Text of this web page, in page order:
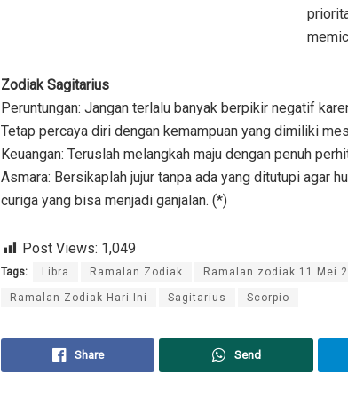
Zodiak Sagitarius
Peruntungan: Jangan terlalu banyak berpikir negatif
Tetap percaya diri dengan kemampuan yang dimiliki
Keuangan: Teruslah melangkah maju dengan penuh
Asmara: Bersikaplah jujur tanpa ada yang ditutupi agar
curiga yang bisa menjadi ganjalan. (*)
Post Views: 1,049
Tags: Libra Ramalan Zodiak Ramalan zodiak 11 Mei
Ramalan Zodiak Hari Ini Sagitarius Scorpio
Share Send